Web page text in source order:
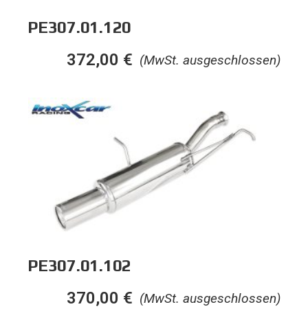
PE307.01.120
(MwSt. ausgeschlossen)
372,00 €
PE307.01.102
(MwSt. ausgeschlossen)
370,00 €